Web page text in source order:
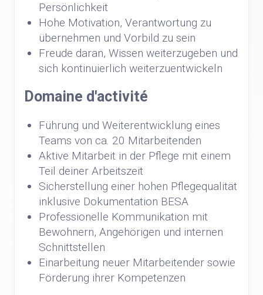
Persönlichkeit
Hohe Motivation, Verantwortung zu
übernehmen und Vorbild zu sein
Freude daran, Wissen weiterzugeben und
sich kontinuierlich weiterzuentwickeln
Domaine d'activité
Führung und Weiterentwicklung eines
Teams von ca. 20 Mitarbeitenden
Aktive Mitarbeit in der Pflege mit einem
Teil deiner Arbeitszeit
Sicherstellung einer hohen Pflegequalität
inklusive Dokumentation BESA
Professionelle Kommunikation mit
Bewohnern, Angehörigen und internen
Schnittstellen
Einarbeitung neuer Mitarbeitender sowie
Förderung ihrer Kompetenzen